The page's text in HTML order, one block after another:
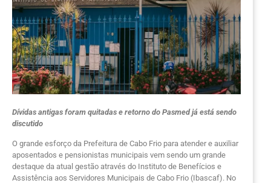
Dívidas antigas foram quitadas e retorno do Pasmed já está sendo
discutido
O grande esforço da Prefeitura de Cabo Frio para atender e auxiliar
aposentados e pensionistas municipais vem sendo um grande
destaque da atual gestão através do Instituto de Benefícios e
Assistência aos Servidores Municipais de Cabo Frio (Ibascaf). No